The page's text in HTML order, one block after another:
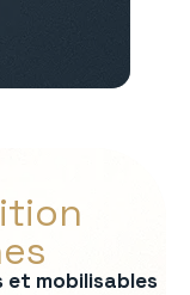
et mobilisables